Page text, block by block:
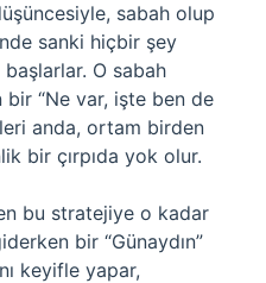
sabah olup
sanki hiçbir şey
O sabah
bir “Ne var, işte ben de
anda, ortam birden
bir çırpıda yok olur.
bu stratejiye o kadar
bir “Günaydın”
keyifle yapar,